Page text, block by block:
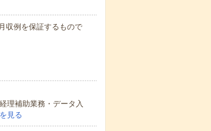
例を保証するもので
理補助業務・データ入
見る